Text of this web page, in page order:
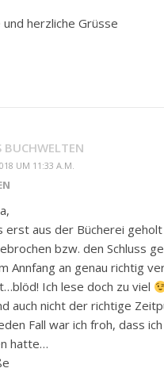
und herzliche Grüsse
BUCHWELTEN
UM 11:33 A.M.
erst aus der Bücherei geholt
bzw. den Schluss
Annfang an genau richtig
Ich lese doch zu viel
auch nicht der richtige
Fall war ich froh, dass
hatte…